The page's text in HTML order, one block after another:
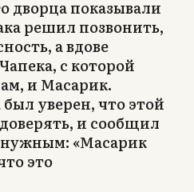
дворца показывали
решил позвонить,
а вдове
с которой
и Масарик.
уверен, что этой
и сообщил
нужным: «Масарик
это